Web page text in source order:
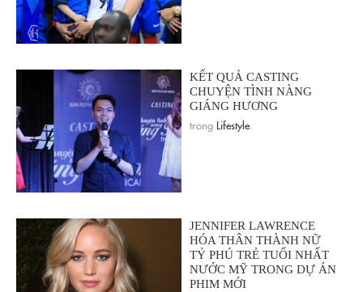
KẾT QUẢ CASTING
CHUYỆN TÌNH NÀNG
GIÁNG HƯƠNG
trong Lifestyle
JENNIFER LAWRENCE
HÓA THÂN THÀNH NỮ
TỶ PHÚ TRẺ TUỔI NHẤT
NƯỚC MỸ TRONG DỰ ÁN
PHIM MỚI